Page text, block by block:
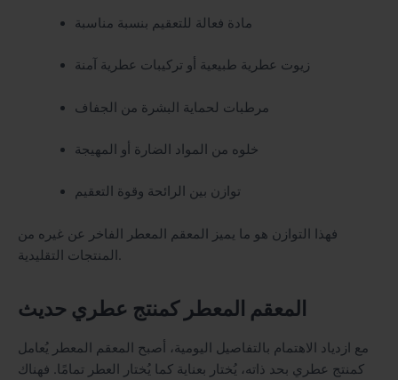
مادة فعالة للتعقيم بنسبة مناسبة
زيوت عطرية طبيعية أو تركيبات عطرية آمنة
مرطبات لحماية البشرة من الجفاف
خلوه من المواد الضارة أو المهيجة
توازن بين الرائحة وقوة التعقيم
فهذا التوازن هو ما يميز المعقم المعطر الفاخر عن غيره من
المعقم المعطر كمنتج عطري حديث
مع ازدياد الاهتمام بالتفاصيل اليومية، أصبح المعقم المعطر يُعامل
كمنتج عطري بحد ذاته، يُختار بعناية كما يُختار العطر تمامًا. فهناك